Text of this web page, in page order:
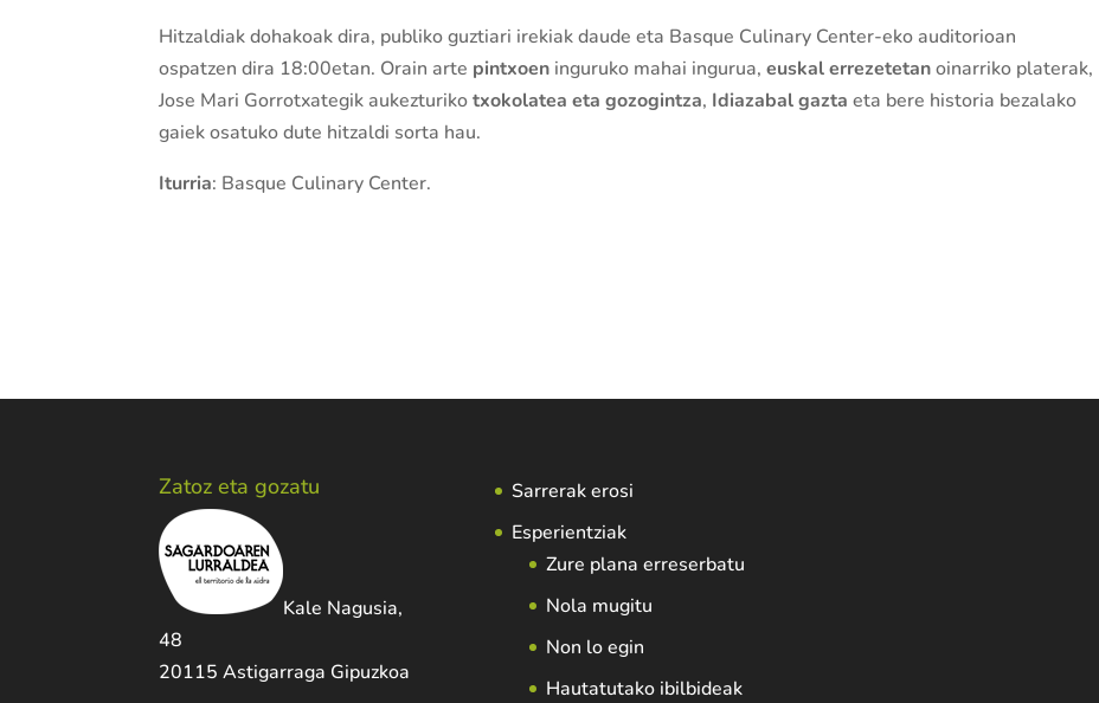
Hitzaldiak dohakoak dira, publiko guztiari irekiak daude eta Basque Culinary Center-eko auditorioan
ospatzen dira 18:00etan. Orain arte pintxoen inguruko mahai ingurua,euskal errezetetanoinarriko platerak,
Jose Mari Gorrotxategik aukezturikotxokolatea eta gozogintza, Idiazabal gaztaeta bere historia bezalako
gaiek osatuko dute hitzaldi sorta hau.
Iturria: Basque Culinary Center.
Zatoz eta gozatu
Kale Nagusia,
48
20115 Astigarraga Gipuzkoa
Sarrerak erosi
Esperientziak
Zure plana erreserbatu
Nola mugitu
Non lo egin
Hautatutako ibilbideak